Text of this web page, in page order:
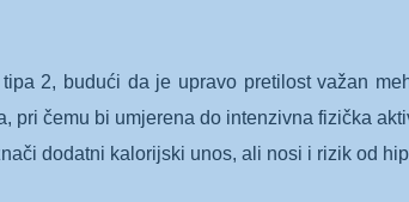
2, budući da je upravo pretilost važan
čemu bi umjerena do intenzivna fizička
dodatni kalorijski unos, ali nosi i rizik od